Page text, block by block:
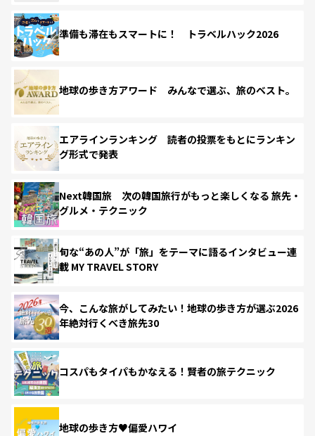
準備も滞在もスマートに！ トラベルハック2026
地球の歩き方アワード みんなで選ぶ、旅のベスト。
エアラインランキング 読者の投票をもとにランキン
グ形式で発表
Next韓国旅 次の韓国旅行がもっと楽しくなる 旅先・
グルメ・テクニック
旬な“あの人”が「旅」をテーマに語るインタビュー連
載 MY TRAVEL STORY
今、こんな旅がしてみたい！地球の歩き方が選ぶ2026
年絶対行くべき旅先30
コスパもタイパもかなえる！賢者の旅テクニック
地球の歩き方♥偏愛ハワイ